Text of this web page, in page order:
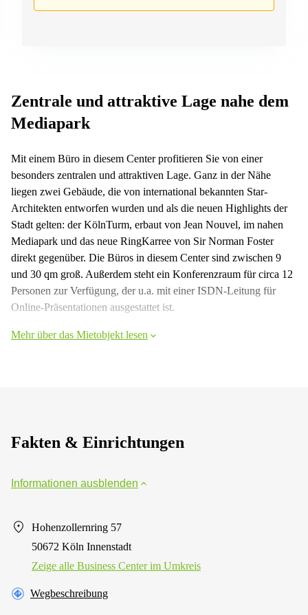
Zentrale und attraktive Lage nahe dem
Mediapark
Mit einem Büro in diesem Center profitieren Sie von einer
besonders zentralen und attraktiven Lage. Ganz in der Nähe
liegen zwei Gebäude, die von international bekannten Star-
Architekten entworfen wurden und als die neuen Highlights der
Stadt gelten: der KölnTurm, erbaut von Jean Nouvel, im nahen
Mediapark und das neue RingKarree von Sir Norman Foster
direkt gegenüber. Die Büros in diesem Center sind zwischen 9
und 30 qm groß. Außerdem steht ein Konferenzraum für circa 12
Personen zur Verfügung, der u.a. mit einer ISDN-Leitung für
Online-Präsentationen ausgestattet ist.
Mehr über das Mietobjekt lesen
Fakten & Einrichtungen
Informationen ausblenden
Hohenzollernring 57
50672 Köln Innenstadt
Zeige alle Business Center im Umkreis
Wegbeschreibung